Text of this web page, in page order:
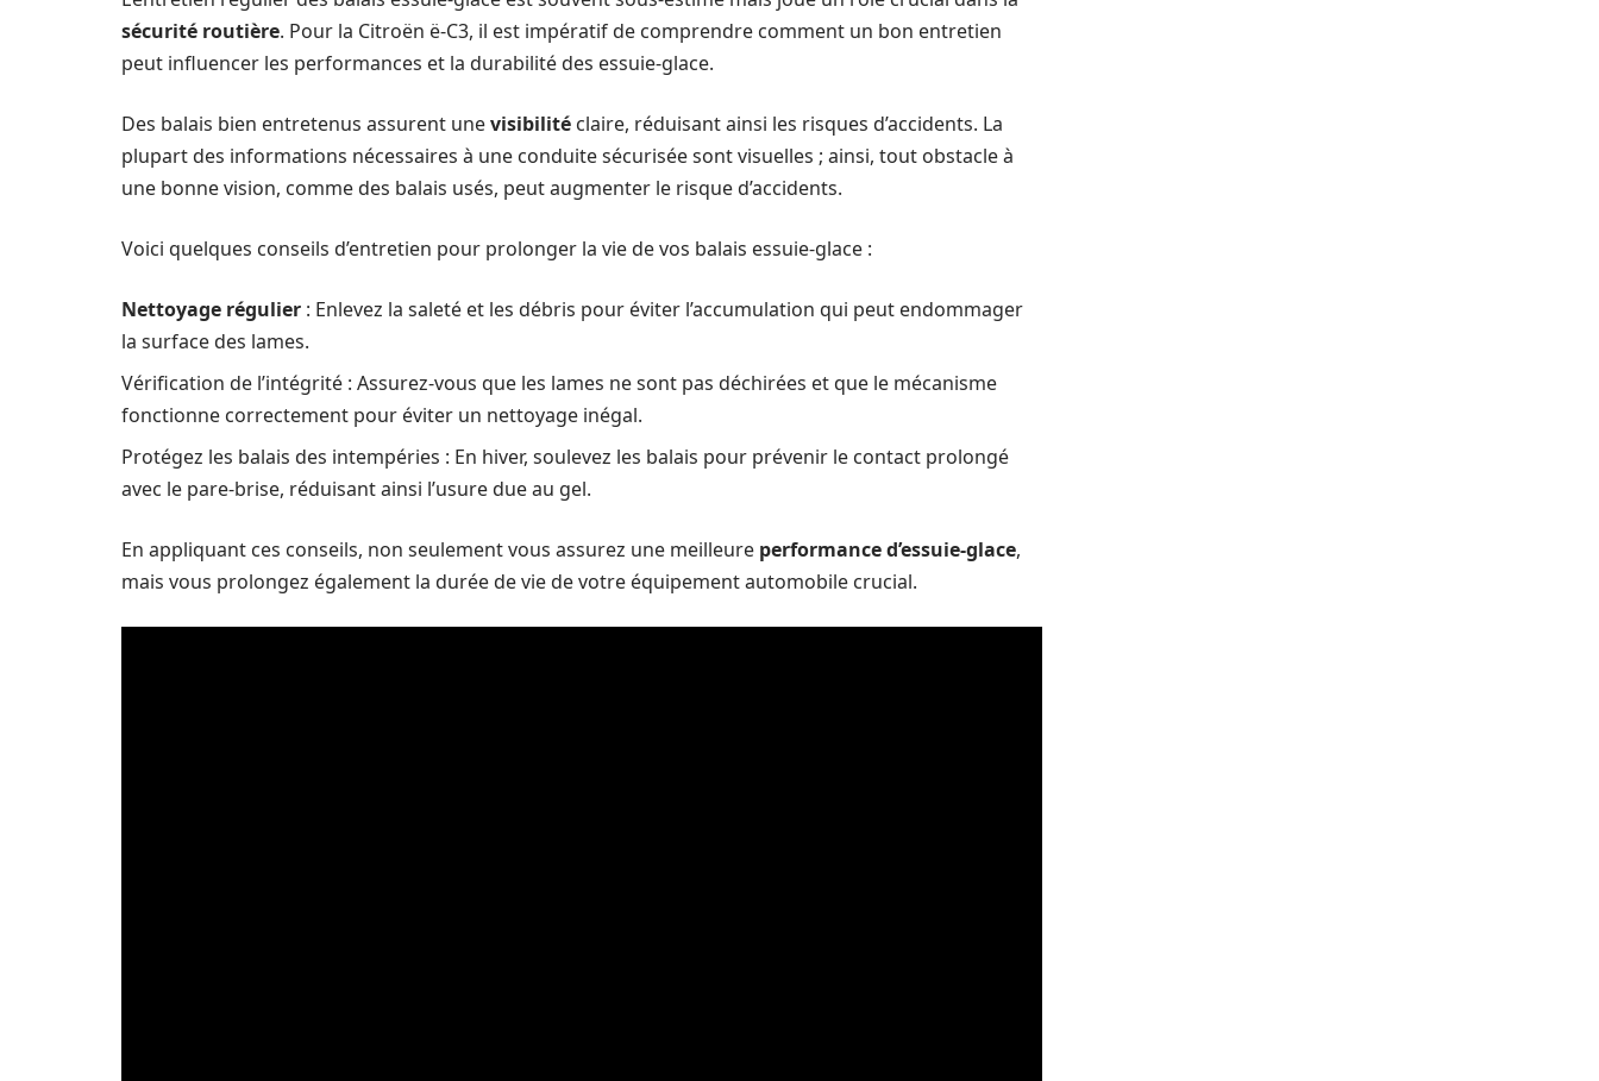
sécurité routière. Pour la Citroën ë-C3, il est impératif de comprendre comment un bon entretien
peut influencer les performances et la durabilité des essuie-glace.
Des balais bien entretenus assurent unevisibilité claire, réduisant ainsi les risques d’accidents. La
plupart des informations nécessaires à une conduite sécurisée sont visuelles ; ainsi, tout obstacle à
une bonne vision, comme des balais usés, peut augmenter le risque d’accidents.
Voici quelques conseils d’entretien pour prolonger la vie de vos balais essuie-glace :
Nettoyage régulier : Enlevez la saleté et les débris pour éviter l’accumulation qui peut endommager
la surface des lames.
Vérification de l’intégrité : Assurez-vous que les lames ne sont pas déchirées et que le mécanisme
fonctionne correctement pour éviter un nettoyage inégal.
Protégez les balais des intempéries : En hiver, soulevez les balais pour prévenir le contact prolongé
avec le pare-brise, réduisant ainsi l’usure due au gel.
En appliquant ces conseils, non seulement vous assurez une meilleure performance d’essuie-glace,
mais vous prolongez également la durée de vie de votre équipement automobile crucial.